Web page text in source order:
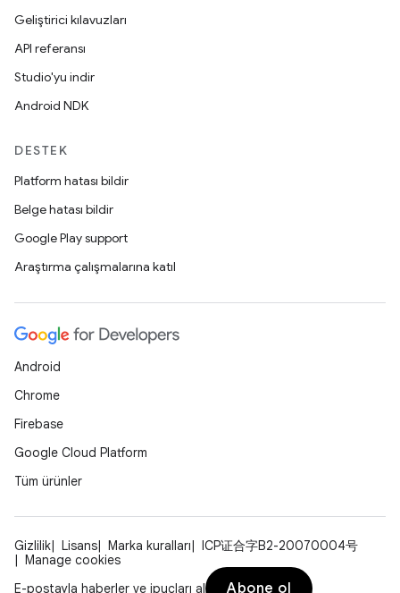
Geliştirici kılavuzları
API referansı
Studio'yu indir
Android NDK
DESTEK
Platform hatası bildir
Belge hatası bildir
Google Play support
Araştırma çalışmalarına katıl
Android
Chrome
Firebase
Google Cloud Platform
Tüm ürünler
Gizlilik Lisans Marka kuralları
ICP证合字B2-20070004号
Manage cookies
E-postayla haberler ve ipuçları al
Abone ol